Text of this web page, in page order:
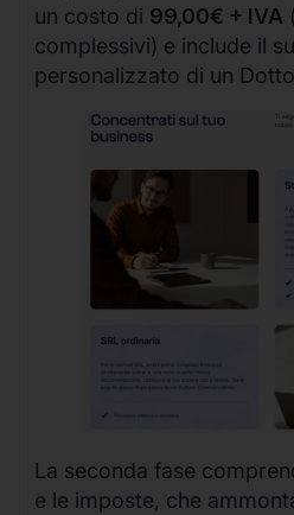
un costo di 99,00€ + IVA
complessivi) e include il
personalizzato di un
La seconda fase
e le imposte, che